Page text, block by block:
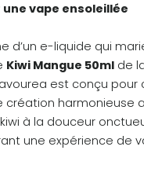
vape ensoleillée
d’un e-liquide qui
Kiwi Mangue 50ml de
est conçu pour
création harmonieuse
à la douceur
une expérience de